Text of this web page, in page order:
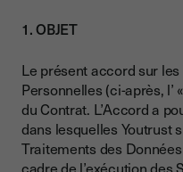
1. OBJET
Le présent accord sur
Personnelles (ci-après, l’ «
du Contrat. L’Accord a
dans lesquelles Youtrust
Traitements des
cadre de l’exécution des